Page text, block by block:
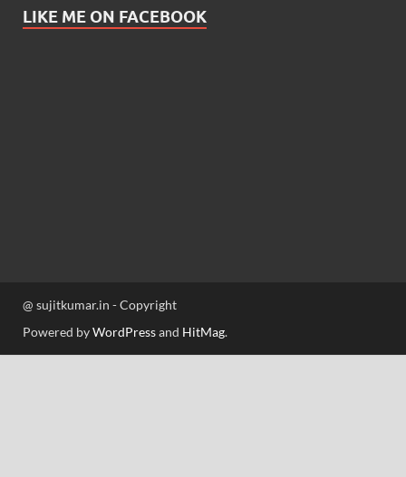
LIKE ME ON FACEBOOK
@ sujitkumar.in - Copyright
Powered byWordPressand HitMag.